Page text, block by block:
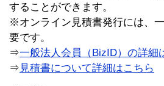
することができます。
※オンライン見積書発行には、
要です。
⇒一般法人会員（BizID）の詳細
⇒ 見積書について詳細はこちら